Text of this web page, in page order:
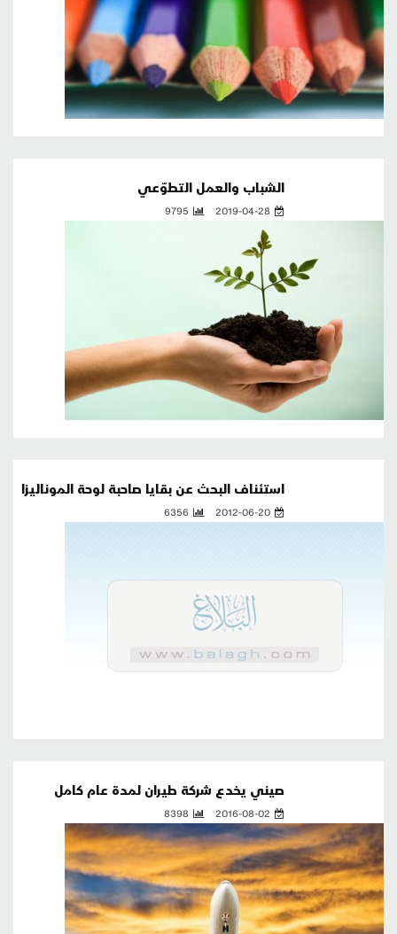
الشباب والعمل التطوّعي
2019-04-28
9795
استئناف البحث عن بقايا صاحبة لوحة الموناليزا
2012-06-20
6356
صيني يخدع شركة طيران لمدة عام كامل
2016-08-02
8398